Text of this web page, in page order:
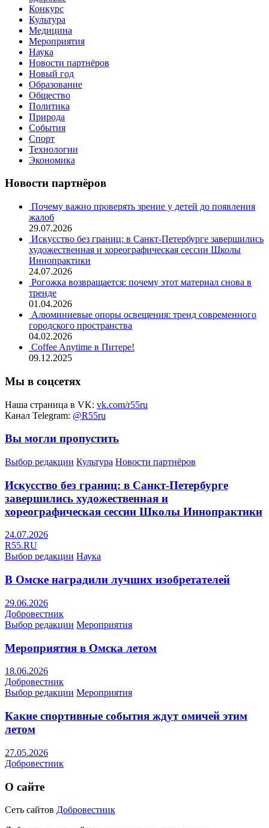
Конкурс
Культура
Медицина
Мероприятия
Наука
Новости партнёров
Новый год
Образование
Общество
Политика
Природа
События
Спорт
Технологии
Экономика
Новости партнёров
Почему важно проверять зрение у детей до появления
жалоб
29.07.2026
Искусство без границ: в Санкт-Петербурге завершились
художественная и хореографическая сессии Школы
Иннопрактики
24.07.2026
Рогожка возвращается: почему этот материал снова в
тренде
01.04.2026
Алюминиевые опоры освещения: тренд современного
городского пространства
04.02.2026
Coffee Anytime в Питере!
09.12.2025
Мы в соцсетях
Наша страница в VK: vk.com/r55ru
Канал Telegram: @R55ru
Вы могли пропустить
Выбор редакции Культура Новости партнёров
Искусство без границ: в Санкт-Петербурге
завершились художественная и
хореографическая сессии Школы Иннопрактики
24.07.2026
R55.RU
Выбор редакции Наука
В Омске наградили лучших изобретателей
29.06.2026
Добровестник
Выбор редакции Мероприятия
Мероприятия в Омска летом
18.06.2026
Добровестник
Выбор редакции Мероприятия
Какие спортивные события ждут омичей этим
летом
27.05.2026
Добровестник
О сайте
Сеть сайтов Добровестник